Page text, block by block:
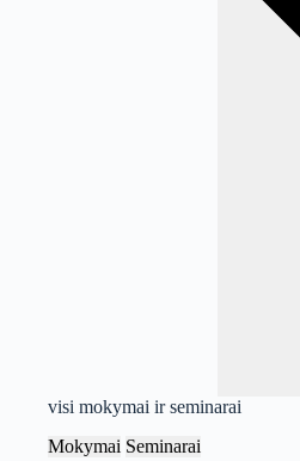
visi mokymai ir seminarai
Mokymai Seminarai